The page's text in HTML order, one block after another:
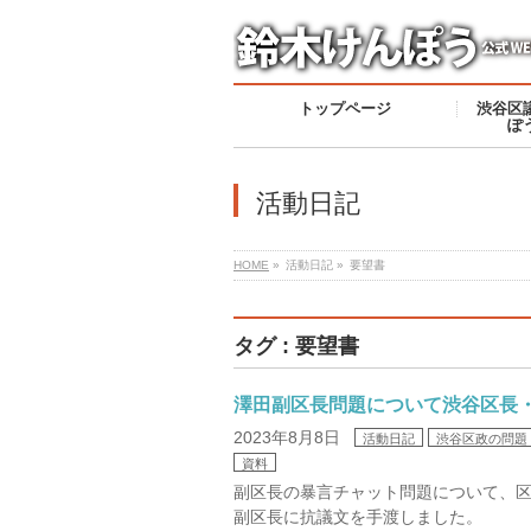
トップページ
渋谷区
ぽ
活動日記
HOME » 活動日記 » 要望書
タグ : 要望書
澤田副区長問題について渋谷区長
2023年8月8日 活動日記 渋谷区政の問題
資料
副区長の暴言チャット問題について、
副区長に抗議文を手渡しました。